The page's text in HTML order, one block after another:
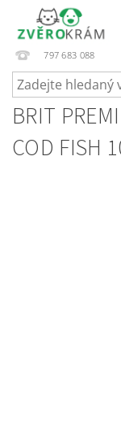
797 683 088
BRIT
COD FISH